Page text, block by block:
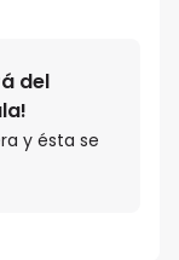
del
y ésta se